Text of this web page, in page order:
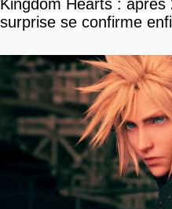
Kingdom Hearts :
surprise se confirme